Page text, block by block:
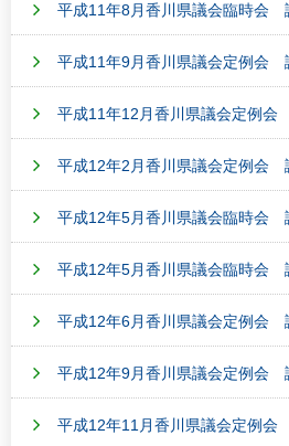
平成11年8月香川県議会臨時会
平成11年9月香川県議会定例会
平成11年12月香川県議会定例
平成12年2月香川県議会定例会
平成12年5月香川県議会臨時会
平成12年5月香川県議会臨時会
平成12年6月香川県議会定例会
平成12年9月香川県議会定例会
平成12年11月香川県議会定例